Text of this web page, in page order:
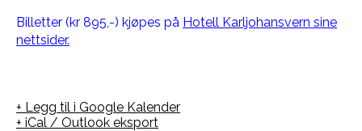
Billetter (kr 895,-) kjøpes på Hotell Karljohansvern sine
nettsider.
+ Legg til i Google Kalender
+ iCal / Outlook eksport